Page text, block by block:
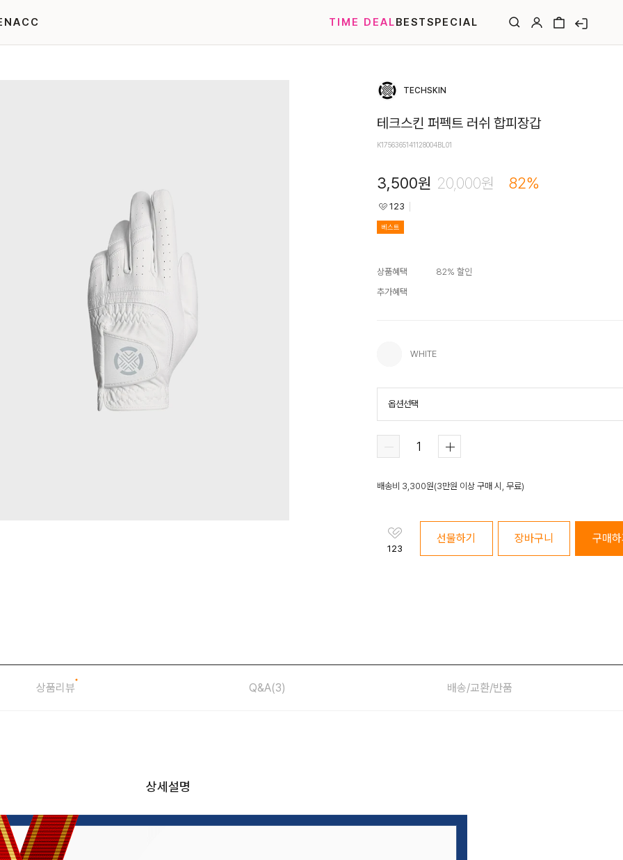
ACC TIME DEALBESTSPECIAL
TECHSKIN
테크스킨 퍼펙트 러쉬 합피장갑
K1756365141128004BL01
3,500원 20,000원 82%
123
베스트
상품혜택 82% 할인
추가혜택
WHITE
WHITE
옵션선택
배송비 3,300원(3만원 이상 구매 시, 무료)
123
선물하기 장바구니 구매
상품리뷰 Q&A(3) 배송/교환/반품
상세설명